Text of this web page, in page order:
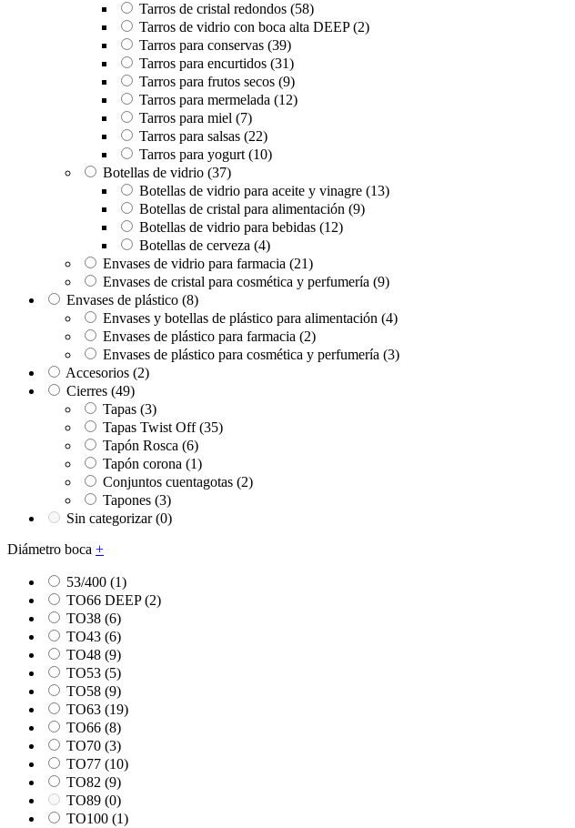
Tarros de cristal redondos (58)
Tarros de vidrio con boca alta DEEP(2)
Tarros para conservas (39)
Tarros para encurtidos (31)
Tarros para frutos secos (9)
Tarros para mermelada (12)
Tarros para miel (7)
Tarros para salsas (22)
Tarros para yogurt (10)
Botellas de vidrio (37)
Botellas de vidrio para aceite y vinagre (13)
Botellas de cristal para alimentación (9)
Botellas de vidrio para bebidas (12)
Botellas de cerveza (4)
Envases de vidrio para farmacia (21)
Envases de cristal para cosmética y perfumería (9)
Envases de plástico (8)
Envases y botellas de plástico para alimentación (4)
Envases de plástico para farmacia (2)
Envases de plástico para cosmética y perfumería (3)
Accesorios (2)
Cierres (49)
Tapas (3)
Tapas Twist Off(35)
Tapón Rosca (6)
Tapón corona (1)
Conjuntos cuentagotas (2)
Tapones (3)
Sin categorizar(0)
Diámetro boca +
53/400 (1)
TO66 DEEP(2)
TO38 (6)
TO43 (6)
TO48 (9)
TO53 (5)
TO58 (9)
TO63 (19)
TO66 (8)
TO70 (3)
TO77 (10)
TO82 (9)
TO89 (0)
TO100 (1)